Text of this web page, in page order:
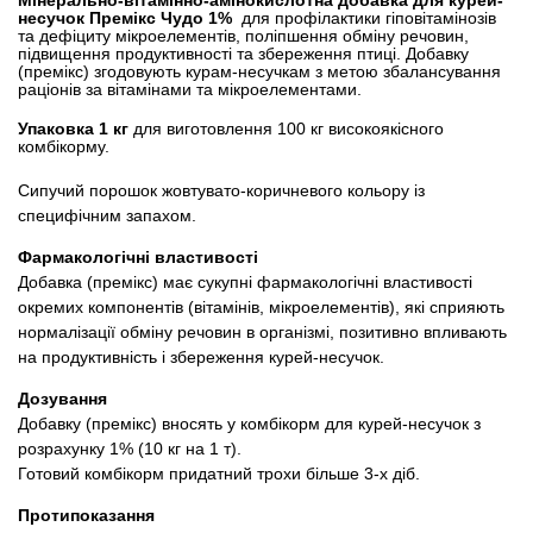
несучок Премікс Чудо 1% для профілактики гіповітамінозів
та дефіциту мікроелементів, поліпшення обміну речовин,
підвищення продуктивності та збереження птиці. Добавку
(премікс) згодовують курам-несучкам з метою збалансування
раціонів за вітамінами та мікроелементами.
Упаковка 1 кг для виготовлення 100 кг високоякісного
комбікорму.
Сипучий порошок жовтувато-коричневого кольору із
специфічним запахом.
Фармакологічні властивості
Добавка (премікс) має сукупні фармакологічні властивості
окремих компонентів (вітамінів, мікроелементів), які сприяють
нормалізації обміну речовин в організмі, позитивно впливають
на продуктивність і збереження курей-несучок.
Дозування
Добавку (премікс) вносять у комбікорм для курей-несучок з
розрахунку 1% (10 кг на 1 т).
Готовий комбікорм придатний трохи більше 3-х діб.
Протипоказання
Товари для голубів
Товари для гризунів
Товари для коней
Товари для людей
Хозряд - господарчі товари оптом
Популярні зоотоварі